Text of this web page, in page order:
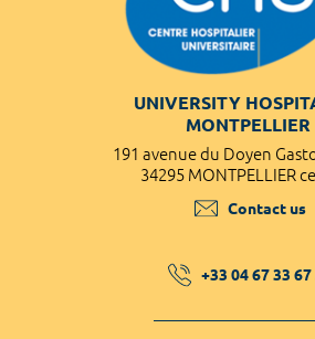
UNIVERSITY
MONTPELLIER
191 avenue du Doyen
34295 MONTPELLIER
Contact us
+33 04 67 33 67